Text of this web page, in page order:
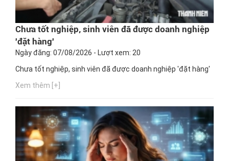
Chưa tốt nghiệp, sinh viên đã được doanh nghiệp
'đặt hàng'
Ngày đăng: 07/08/2026 - Lượt xem: 20
Chưa tốt nghiệp, sinh viên đã được doanh nghiệp 'đặt hàng'
Xem thêm [+]